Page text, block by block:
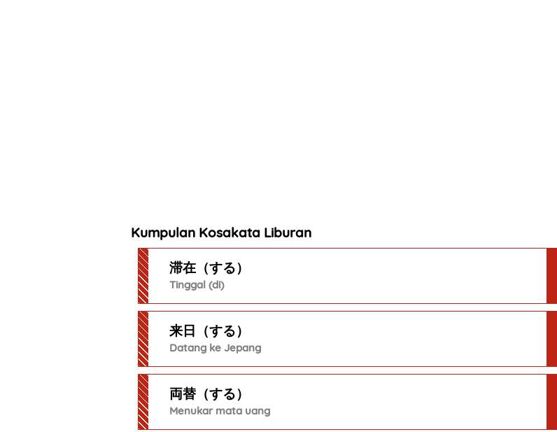
Kumpulan Kosakata Liburan
滞在（する）
Tinggal (di)
来日（する）
Datang ke Jepang
両替（する）
Menukar mata uang